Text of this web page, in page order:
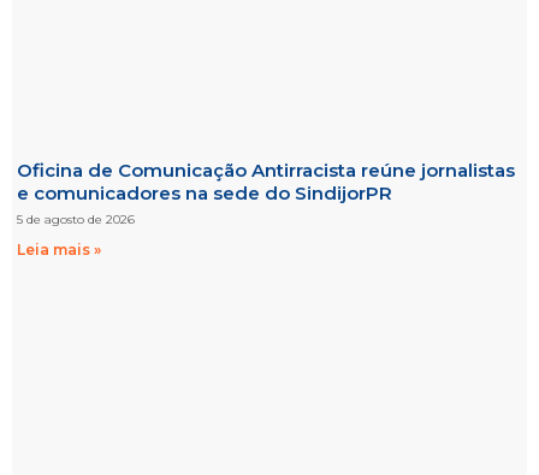
Oficina de Comunicação Antirracista reúne jornalistas
e comunicadores na sede do SindijorPR
5 de agosto de 2026
Leia mais »